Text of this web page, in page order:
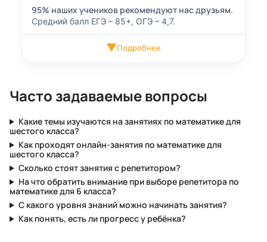
95% наших учеников рекомендуют нас друзьям.
Средний балл ЕГЭ – 85+, ОГЭ – 4,7.
▼Подробнее
Часто задаваемые вопросы
Какие темы изучаются на занятиях по математике для
шестого класса?
Как проходят онлайн-занятия по математике для
шестого класса?
Сколько стоят занятия с репетитором?
На что обратить внимание при выборе репетитора по
математике для 6 класса?
С какого уровня знаний можно начинать занятия?
Как понять, есть ли прогресс у ребёнка?